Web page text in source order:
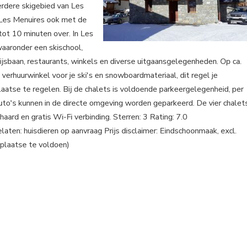
skigebied van Les
Menuires ook met de
10 minuten over. In Les
een skischool,
restaurants, winkels en diverse uitgaansgelegenheden. Op ca.
voor je ski's en snowboardmateriaal, dit regel je
te regelen. Bij de chalets is voldoende parkeergelegenheid, per
kunnen in de directe omgeving worden geparkeerd. De vier
en gratis Wi-Fi verbinding. Sterren: 3 Rating: 7.0
huisdieren op aanvraag Prijs disclaimer: Eindschoonmaak, excl.
te voldoen)